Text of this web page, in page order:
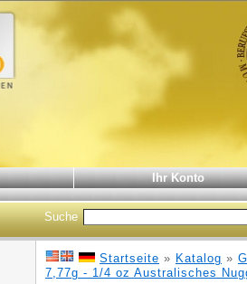
Ihr Konto
Suche
Startseite » Katalog »
7,77g - 1/4 oz Australisches